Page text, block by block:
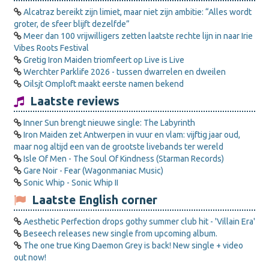
Alcatraz bereikt zijn limiet, maar niet zijn ambitie: “Alles wordt
groter, de sfeer blijft dezelfde”
Meer dan 100 vrijwilligers zetten laatste rechte lijn in naar Irie
Vibes Roots Festival
Gretig Iron Maiden triomfeert op Live is Live
Werchter Parklife 2026 - tussen dwarrelen en dweilen
Oilsjt Omploft maakt eerste namen bekend
Laatste reviews
Inner Sun brengt nieuwe single: The Labyrinth
Iron Maiden zet Antwerpen in vuur en vlam: vijftig jaar oud,
maar nog altijd een van de grootste livebands ter wereld
Isle Of Men - The Soul Of Kindness (Starman Records)
Gare Noir - Fear (Wagonmaniac Music)
Sonic Whip - Sonic Whip II
Laatste English corner
Aesthetic Perfection drops gothy summer club hit - 'Villain Era'
Beseech releases new single from upcoming album.
The one true King Daemon Grey is back! New single + video
out now!